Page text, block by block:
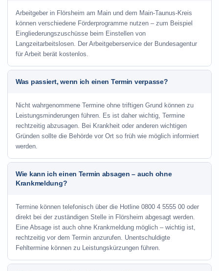
Arbeitgeber in Flörsheim am Main und dem Main-Taunus-Kreis
können verschiedene Förderprogramme nutzen – zum Beispiel
Eingliederungszuschüsse beim Einstellen von
Langzeitarbeitslosen. Der Arbeitgeberservice der Bundesagentur
für Arbeit berät kostenlos.
Was passiert, wenn ich einen Termin verpasse?
Nicht wahrgenommene Termine ohne triftigen Grund können zu
Leistungsminderungen führen. Es ist daher wichtig, Termine
rechtzeitig abzusagen. Bei Krankheit oder anderen wichtigen
Gründen sollte die Behörde vor Ort so früh wie möglich informiert
werden.
Wie kann ich einen Termin absagen – auch ohne
Krankmeldung?
Termine können telefonisch über die Hotline 0800 4 5555 00 oder
direkt bei der zuständigen Stelle in Flörsheim abgesagt werden.
Eine Absage ist auch ohne Krankmeldung möglich – wichtig ist,
rechtzeitig vor dem Termin anzurufen. Unentschuldigte
Fehltermine können zu Leistungskürzungen führen.